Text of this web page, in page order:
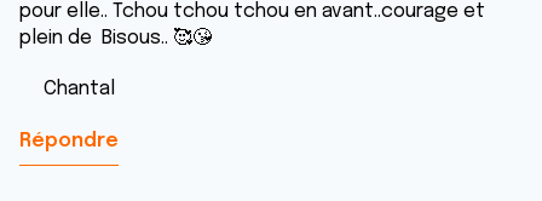
pour elle.. Tchou tchou tchou en avant..courage et
plein de Bisous.. 🥰😘
Chantal
Répondre